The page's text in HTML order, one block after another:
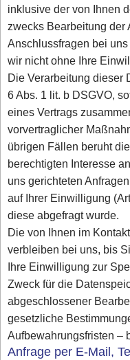
inklusive der von Ihnen
zwecks Bearbeitung der
Anschlussfragen bei
wir nicht ohne Ihre
Die Verarbeitung dieser
6 Abs. 1 lit. b DSGVO,
eines Vertrags
vorvertraglicher
übrigen Fällen beruht
berechtigten Interesse
uns gerichteten
auf Ihrer Einwilligung
diese abgefragt wurde.
Die von Ihnen im
verbleiben bei uns, bis
Ihre Einwilligung zur
Zweck für die
abgeschlossener
gesetzliche
Aufbewahrungsfristen –
Anfrage per E-Mail,